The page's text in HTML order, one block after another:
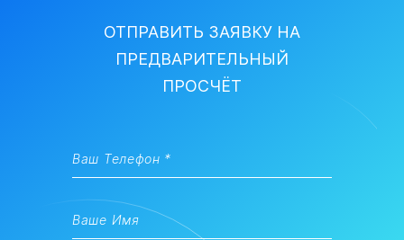
ОТПРАВИТЬ ЗАЯВКУ НА
ПРЕДВАРИТЕЛЬНЫЙ
ПРОСЧЁТ